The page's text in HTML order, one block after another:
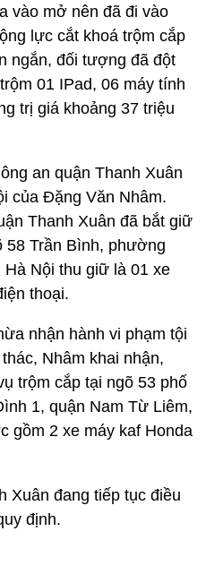
vào mở nên đã đi vào
lực cắt khoá trộm cắp
ngắn, đối tượng đã đột
01 IPad, 06 máy tính
trị giá khoảng 37 triệu
an quận Thanh Xuân
của Đặng Văn Nhâm.
Thanh Xuân đã bắt giữ
Trần Bình, phường
Hà Nội thu giữ là 01 xe
thoại.
nhận hành vi phạm tội
Nhâm khai nhận,
trộm cắp tại ngõ 53 phố
1, quận Nam Từ Liêm,
gồm 2 xe máy kaf Honda
Xuân đang tiếp tục điều
định.